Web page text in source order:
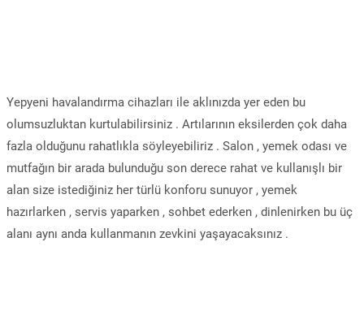
Yepyeni havalandırma cihazları ile aklınızda yer eden bu
olumsuzluktan kurtulabilirsiniz . Artılarının eksilerden çok daha
fazla olduğunu rahatlıkla söyleyebiliriz . Salon , yemek odası ve
mutfağın bir arada bulunduğu son derece rahat ve kullanışlı bir
alan size istediğiniz her türlü konforu sunuyor , yemek
hazırlarken , servis yaparken , sohbet ederken , dinlenirken bu üç
alanı aynı anda kullanmanın zevkini yaşayacaksınız .